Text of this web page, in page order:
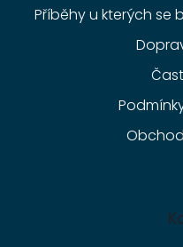
Příběhy u kterých